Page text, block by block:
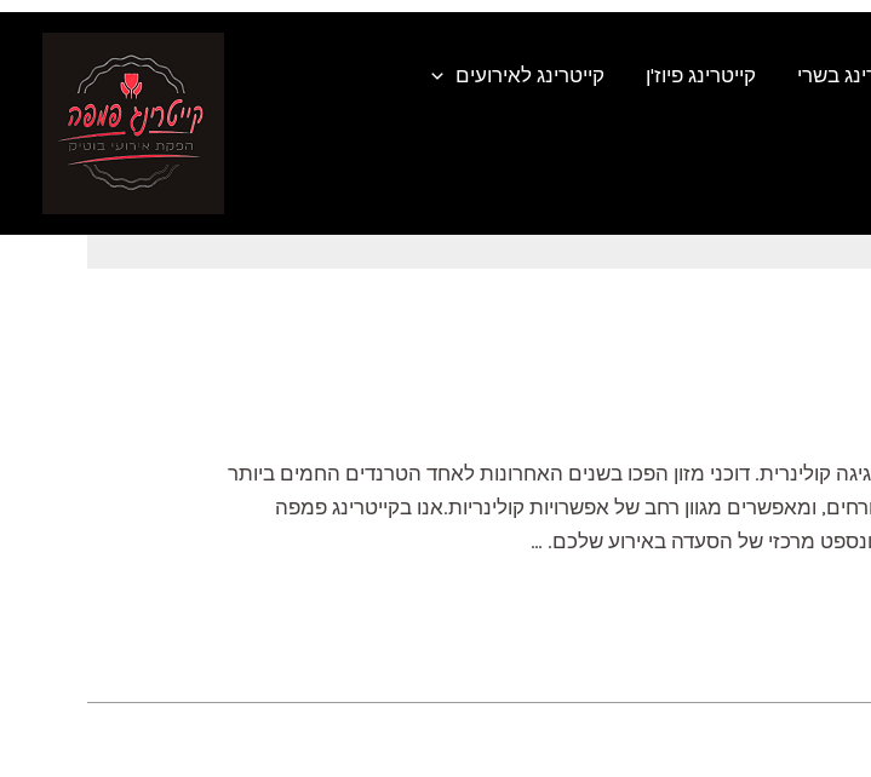
בשרי קייטרינג פיוז'ן קייטרינג לאירועים
קייטרינג איטלקי
קולינרית. דוכני מזון הפכו בשנים האחרונות לאחד הטרנדים החמים ביותר
ומאפשרים מגוון רחב של אפשרויות קולינריות.אנו בקייטרינג פמפה
מרכזי של הסעדה באירוע שלכם. …